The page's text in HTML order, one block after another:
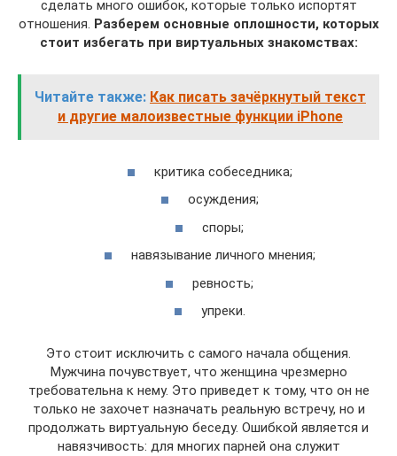
сделать много ошибок, которые только испортят
отношения. Разберем основные оплошности, которых
стоит избегать при виртуальных знакомствах:
Читайте также: Как писать зачёркнутый текст
и другие малоизвестные функции iPhone
критика собеседника;
осуждения;
споры;
навязывание личного мнения;
ревность;
упреки.
Это стоит исключить с самого начала общения.
Мужчина почувствует, что женщина чрезмерно
требовательна к нему. Это приведет к тому, что он не
только не захочет назначать реальную встречу, но и
продолжать виртуальную беседу. Ошибкой является и
навязчивость: для многих парней она служит